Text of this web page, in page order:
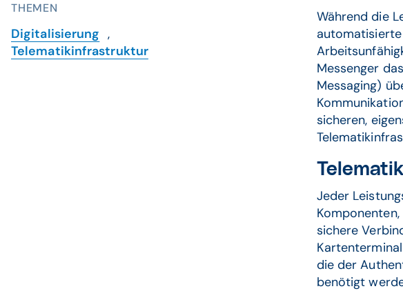
THEMEN
Digitalisierung ,
Telematikinfrastruktur
Während die
Messenger
Messaging)
sicheren,
Jeder
sichere
die der
benötigt